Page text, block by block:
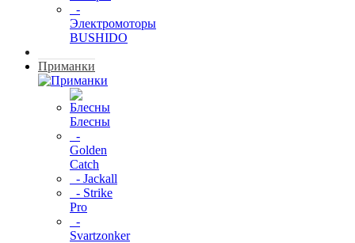
-
Электромоторы
BUSHIDO
Приманки
Блесны
-
Golden
Catch
- Jackall
- Strike
Pro
-
Svartzonker